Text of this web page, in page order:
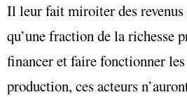
Il leur fait miroiter des
qu’une fraction de la richesse
financer et faire fonctionner
production, ces acteurs